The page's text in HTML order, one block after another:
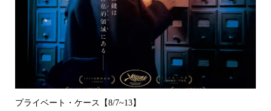
プライベート・ケース【8/7~13】